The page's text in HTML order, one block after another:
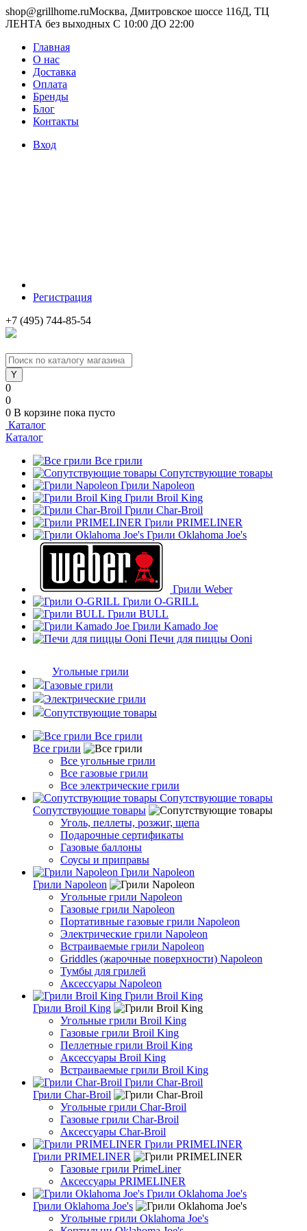
shop@grillhome.ruМосква, Дмитровское шоссе 116Д, ТЦ
ЛЕНТА без выходных С 10:00 ДО 22:00
Главная
О нас
Доставка
Оплата
Бренды
Блог
Контакты
Вход
Регистрация
+7 (495) 744-85-54
0
0
0 В корзине пока пусто
Каталог
Каталог
Все грили
Сопутствующие товары
Грили Napoleon
Грили Broil King
Грили Char-Broil
Грили PRIMELINER
Грили Oklahoma Joe's
Грили Weber
Грили O-GRILL
Грили BULL
Грили Kamado Joe
Печи для пиццы Ooni
Угольные грили
Газовые грили
Электрические грили
Сопутствующие товары
Все грили
Все грили
Все угольные грили
Все газовые грили
Все электрические грили
Сопутствующие товары
Сопутствующие товары
Уголь, пеллеты, розжиг, щепа
Подарочные сертификаты
Газовые баллоны
Соусы и приправы
Грили Napoleon
Грили Napoleon
Угольные грили Napoleon
Газовые грили Napoleon
Портативные газовые грили Napoleon
Электрические грили Napoleon
Встраиваемые грили Napoleon
Griddles (жарочные поверхности) Napoleon
Тумбы для грилей
Аксессуары Napoleon
Грили Broil King
Грили Broil King
Угольные грили Broil King
Газовые грили Broil King
Пеллетные грили Broil King
Аксессуары Broil King
Встраиваемые грили Broil King
Грили Char-Broil
Грили Char-Broil
Угольные грили Char-Broil
Газовые грили Char-Broil
Аксессуары Char-Broil
Грили PRIMELINER
Грили PRIMELINER
Газовые грили PrimeLiner
Аксессуары PRIMELINER
Грили Oklahoma Joe's
Грили Oklahoma Joe's
Угольные грили Oklahoma Joe's